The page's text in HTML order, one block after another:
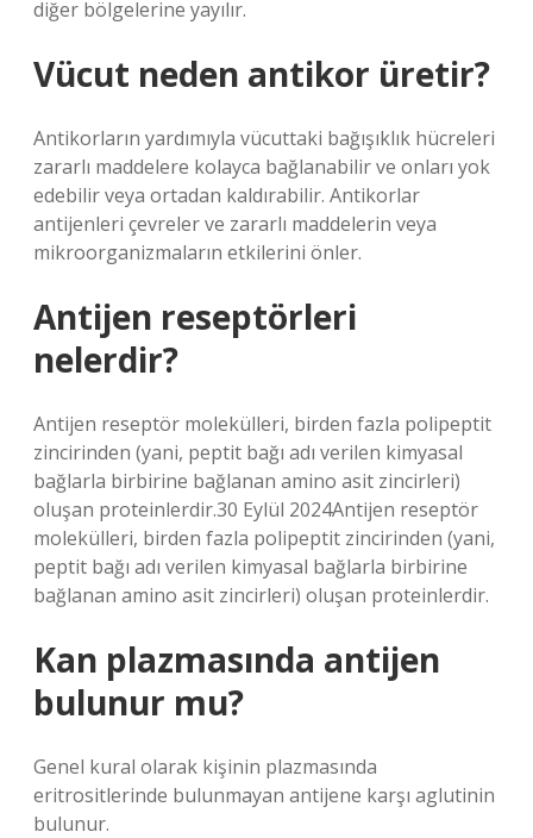
diğer bölgelerine yayılır.
Vücut neden antikor üretir?
Antikorların yardımıyla vücuttaki bağışıklık hücreleri
zararlı maddelere kolayca bağlanabilir ve onları yok
edebilir veya ortadan kaldırabilir. Antikorlar
antijenleri çevreler ve zararlı maddelerin veya
mikroorganizmaların etkilerini önler.
Antijen reseptörleri
nelerdir?
Antijen reseptör molekülleri, birden fazla polipeptit
zincirinden (yani, peptit bağı adı verilen kimyasal
bağlarla birbirine bağlanan amino asit zincirleri)
oluşan proteinlerdir.30 Eylül 2024Antijen reseptör
molekülleri, birden fazla polipeptit zincirinden (yani,
peptit bağı adı verilen kimyasal bağlarla birbirine
bağlanan amino asit zincirleri) oluşan proteinlerdir.
Kan plazmasında antijen
bulunur mu?
Genel kural olarak kişinin plazmasında
eritrositlerinde bulunmayan antijene karşı aglutinin
bulunur.